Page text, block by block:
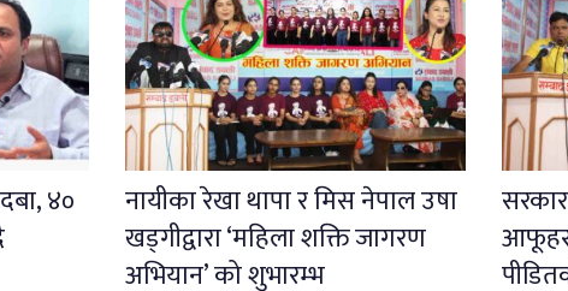
४०
नायीका रेखा थापा र मिस नेपाल उषा
खड्गीद्वारा ‘महिला शक्ति जागरण
अभियान’ को शुभारम्भ